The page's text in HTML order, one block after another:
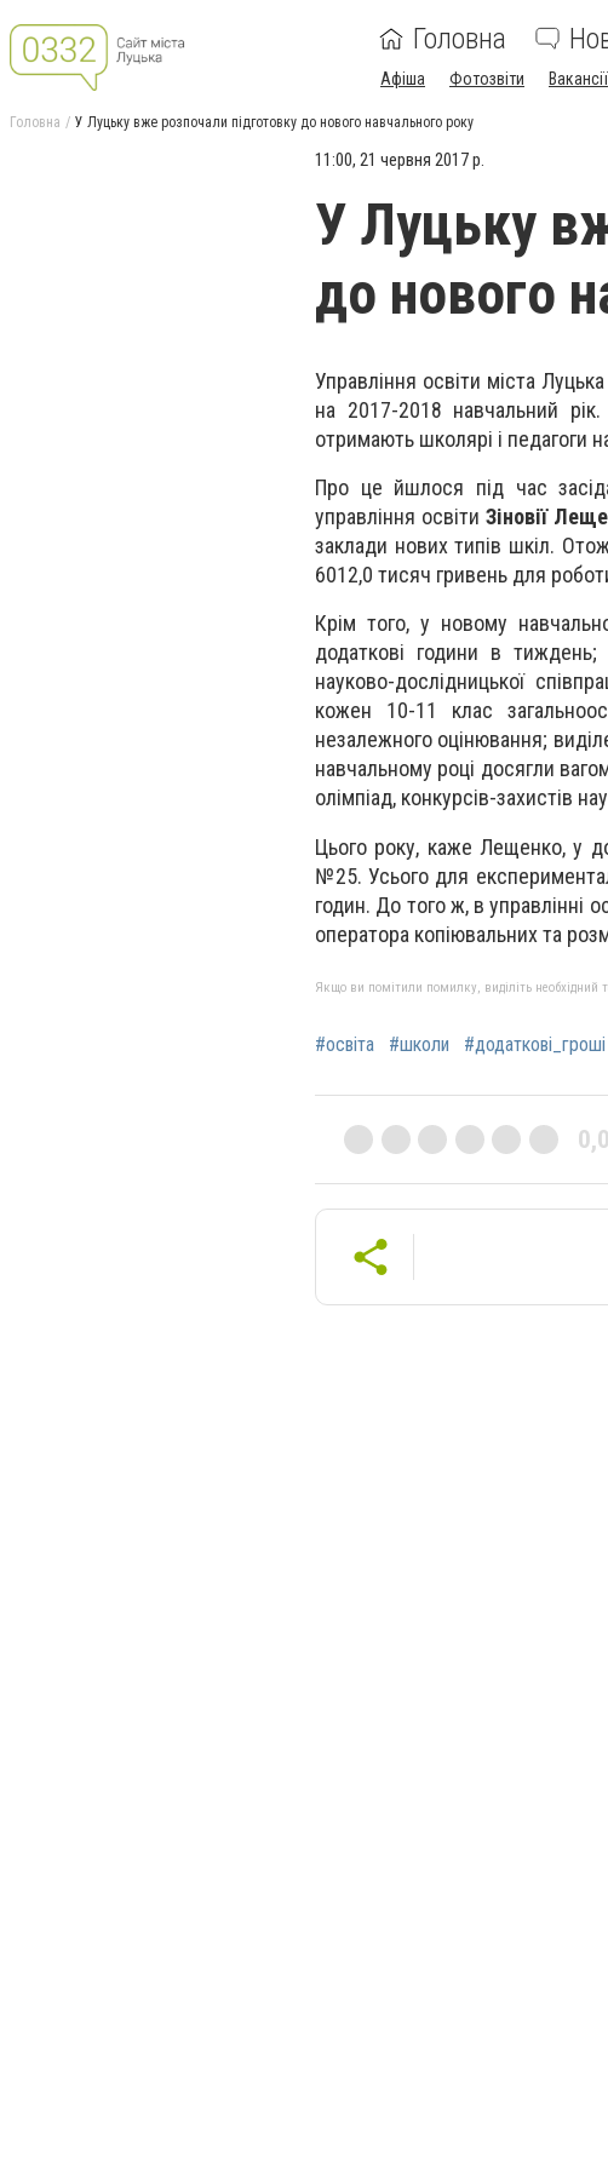
Головна
Афіша Фотозвіти Вакансії
Головна У Луцьку вже розпочали підготовку до нового навчального року
11:00, 21 червня 2017 р.
У Луцьку
до нового
Управління освіти міста
на 2017-2018 навчальний рік.
отримають школярі і педагоги
Про це йшлося під час
управління освітиЗіновії
заклади нових типів шкіл.
6012,0 тисяч гривень для
Крім того, у новому
додаткові години в
науково-дослідницької
кожен 10-11 клас
незалежного оцінювання;
навчальному році досягли
олімпіад, конкурсів-захистів
Цього року, каже Лещенко, у
№25. Усього для
годин. До того ж, в управлінні
оператора копіювальних та
Якщо ви помітили помилку, виділіть необхідний
#освіта #школи #додаткові_гроші
0,0